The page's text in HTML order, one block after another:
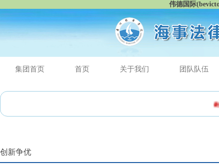
伟德国际
集团首页 首页 关于我们 团队队伍
最新
创新争优